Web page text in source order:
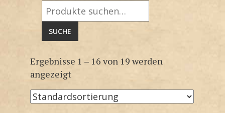
Suche
nach:
SUCHE
Ergebnisse 1 – 16 von 19 werden
angezeigt